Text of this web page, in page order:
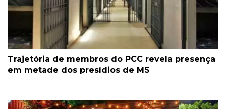
Trajetória de membros do PCC revela presença
em metade dos presídios de MS